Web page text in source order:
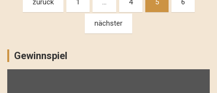
zurück 1 … 4 5 6
nächster
Gewinnspiel